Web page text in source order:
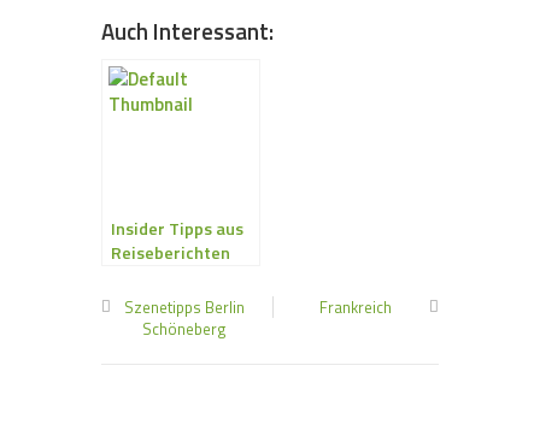
Auch Interessant:
Insider Tipps aus
Reiseberichten
Szenetipps Berlin
Schöneberg
Frankreich